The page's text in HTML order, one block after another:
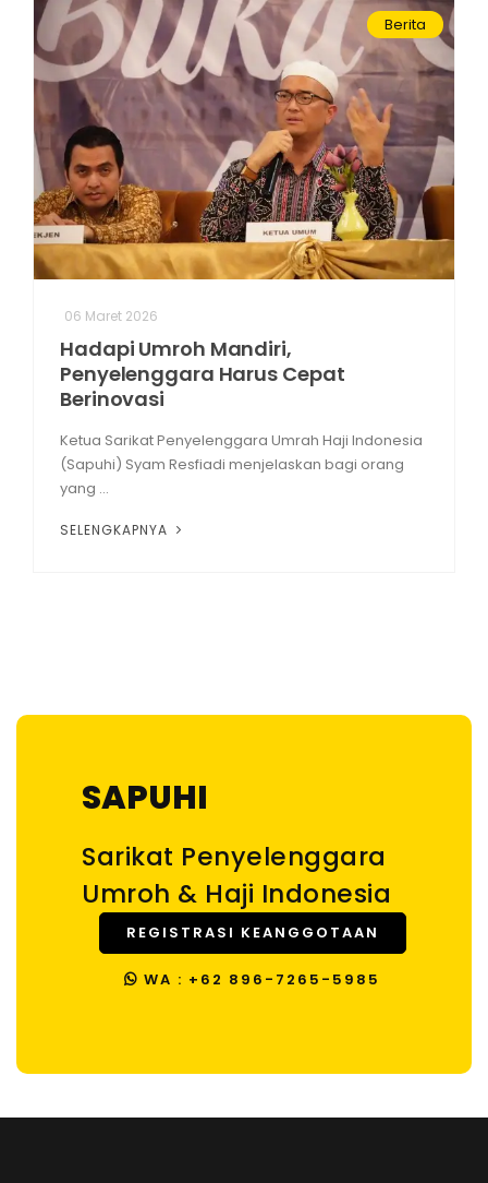
Berita
06 Maret 2026
Hadapi Umroh Mandiri,
Penyelenggara Harus Cepat
Berinovasi
Ketua Sarikat Penyelenggara Umrah Haji Indonesia
(Sapuhi) Syam Resfiadi menjelaskan bagi orang
yang ...
SELENGKAPNYA
SAPUHI
Sarikat Penyelenggara
Umroh & Haji Indonesia
REGISTRASI KEANGGOTAAN
WA : +62 896-7265-5985